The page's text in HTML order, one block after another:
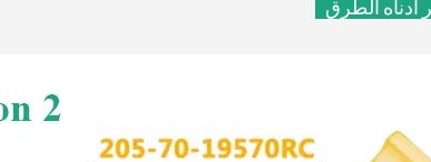
أدناه الطرق